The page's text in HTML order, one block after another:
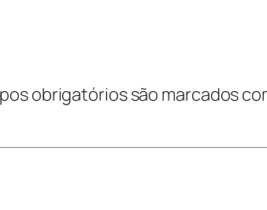
obrigatórios são marcados